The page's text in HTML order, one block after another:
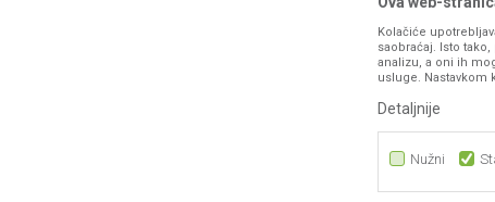
Blog
Najčešća
Kontakt
B2B Portal
Kolačiće
saobraćaj. Isto
analizu, a oni ih
usluge. Nastavkom
Detaljnije
Nužni